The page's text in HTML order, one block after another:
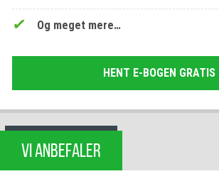
Og meget mere…
HENT E-BOGEN GRATIS
VI ANBEFALER